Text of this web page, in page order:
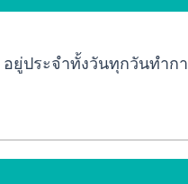
ระจำทั้งวันทุกวันทำกา